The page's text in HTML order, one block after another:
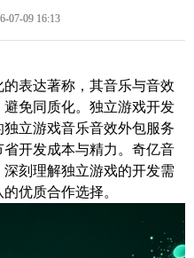
07-09 16:13
表达著称，其音乐与音效
免同质化。独立游戏开发
立游戏音乐音效外包服务
开发成本与精力。奇亿音
刻理解独立游戏的开发需
优质合作选择。